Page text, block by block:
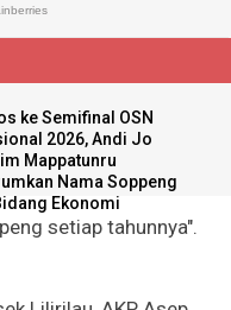
ke Semifinal OSN
2026, Andi Jo
Mappatunru
Nama Soppeng
Ekonomi
setiap tahunnya".